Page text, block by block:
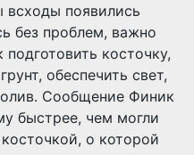
всходы появились
без проблем, важно
косточку,
обеспечить свет,
Сообщение Финик
быстрее, чем могли
о которой